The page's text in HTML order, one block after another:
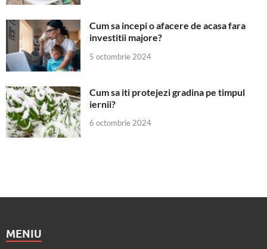
Cum sa incepi o afacere de acasa fara
investitii majore?
5 octombrie 2024
Cum sa iti protejezi gradina pe timpul
iernii?
6 octombrie 2024
MENIU